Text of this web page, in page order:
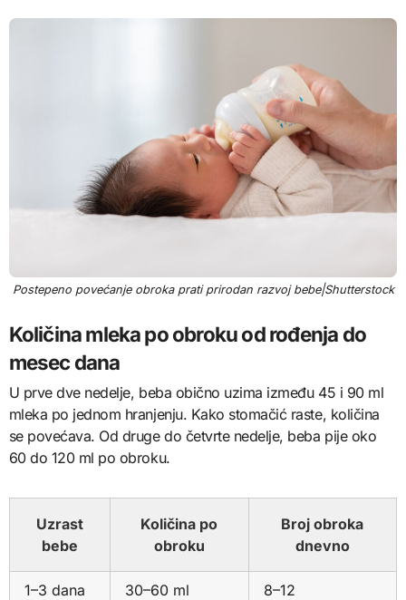
Postepeno povećanje obroka prati prirodan razvoj bebe|Shutterstock
Količina mleka po obroku od rođenja do
mesec dana
U prve dve nedelje, beba obično uzima između 45 i 90 ml
mleka po jednom hranjenju. Kako stomačić raste, količina
se povećava. Od druge do četvrte nedelje, beba pije oko
60 do 120 ml po obroku.
Uzrast
bebe
Količina po
obroku
Broj obroka
dnevno
1–3 dana 30–60 ml 8–12